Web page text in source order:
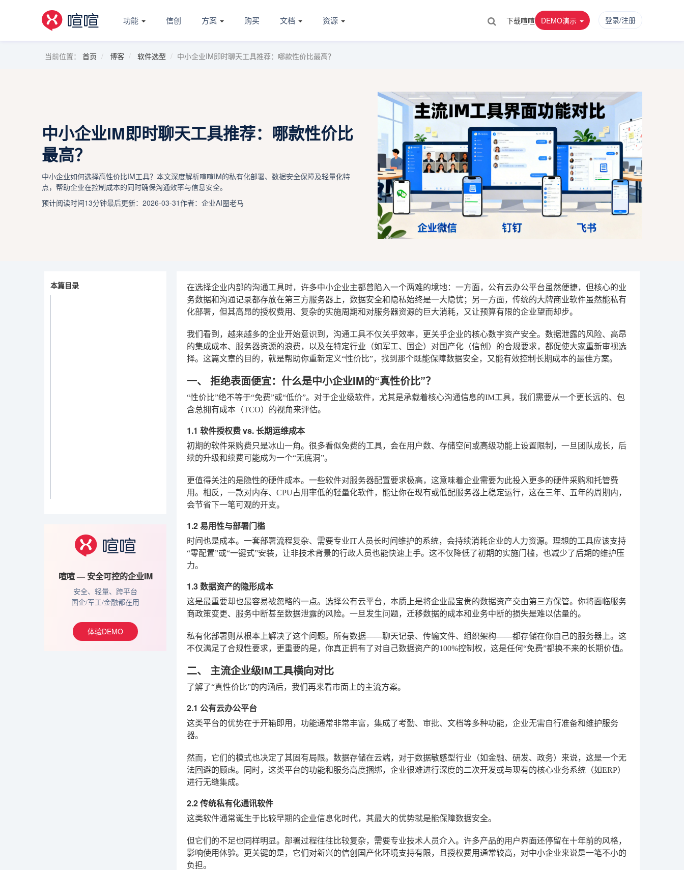
功能 信创 方案 购买 文档 资源 下载喧喧 DEMO演示 登录/注册
当前位置： 首页 博客 软件选型 中小企业IM即时聊天工具推荐：哪款性价比最高？
中小企业IM即时聊天工具推荐：哪款性价比
最高？
中小企业如何选择高性价比IM工具？本文深度解析喧喧IM的私有化部署、数据安全保障及轻量化特
点，帮助企业在控制成本的同时确保沟通效率与信息安全。
预计阅读时间13分钟最后更新：2026-03-31作者：企业AI圈老马
本篇目录
喧喧 — 安全可控的企业IM
安全、轻量、跨平台
国企/军工/金融都在用
体验DEMO
在选择企业内部的沟通工具时，许多中小企业主都曾陷入一个两难的境地：一方面，公有云办公平台虽然便捷，但核心的业
务数据和沟通记录都存放在第三方服务器上，数据安全和隐私始终是一大隐忧；另一方面，传统的大牌商业软件虽然能私有
化部署，但其高昂的授权费用、复杂的实施周期和对服务器资源的巨大消耗，又让预算有限的企业望而却步。
我们看到，越来越多的企业开始意识到，沟通工具不仅关乎效率，更关乎企业的核心数字资产安全。数据泄露的风险、高昂
的集成成本、服务器资源的浪费，以及在特定行业（如军工、国企）对国产化（信创）的合规要求，都促使大家重新审视选
择。这篇文章的目的，就是帮助你重新定义“性价比”，找到那个既能保障数据安全，又能有效控制长期成本的最佳方案。
一、 拒绝表面便宜：什么是中小企业IM的“真性价比”？
“性价比”绝不等于“免费”或“低价”。对于企业级软件，尤其是承载着核心沟通信息的IM工具，我们需要从一个更长远的、包
含总拥有成本（TCO）的视角来评估。
1.1 软件授权费 vs. 长期运维成本
初期的软件采购费只是冰山一角。很多看似免费的工具，会在用户数、存储空间或高级功能上设置限制，一旦团队成长，后
续的升级和续费可能成为一个“无底洞”。
更值得关注的是隐性的硬件成本。一些软件对服务器配置要求极高，这意味着企业需要为此投入更多的硬件采购和托管费
用。相反，一款对内存、CPU占用率低的轻量化软件，能让你在现有或低配服务器上稳定运行，这在三年、五年的周期内，
会节省下一笔可观的开支。
1.2 易用性与部署门槛
时间也是成本。一套部署流程复杂、需要专业IT人员长时间维护的系统，会持续消耗企业的人力资源。理想的工具应该支持
“零配置”或“一键式”安装，让非技术背景的行政人员也能快速上手。这不仅降低了初期的实施门槛，也减少了后期的维护压
力。
1.3 数据资产的隐形成本
这是最重要却也最容易被忽略的一点。选择公有云平台，本质上是将企业最宝贵的数据资产交由第三方保管。你将面临服务
商政策变更、服务中断甚至数据泄露的风险。一旦发生问题，迁移数据的成本和业务中断的损失是难以估量的。
私有化部署则从根本上解决了这个问题。所有数据——聊天记录、传输文件、组织架构——都存储在你自己的服务器上。这
不仅满足了合规性要求，更重要的是，你真正拥有了对自己数据资产的100%控制权，这是任何“免费”都换不来的长期价值。
二、 主流企业级IM工具横向对比
了解了“真性价比”的内涵后，我们再来看市面上的主流方案。
2.1 公有云办公平台
这类平台的优势在于开箱即用，功能通常非常丰富，集成了考勤、审批、文档等多种功能，企业无需自行准备和维护服务
器。
然而，它们的模式也决定了其固有局限。数据存储在云端，对于数据敏感型行业（如金融、研发、政务）来说，这是一个无
法回避的顾虑。同时，这类平台的功能和服务高度捆绑，企业很难进行深度的二次开发或与现有的核心业务系统（如ERP）
进行无缝集成。
2.2 传统私有化通讯软件
这类软件通常诞生于比较早期的企业信息化时代，其最大的优势就是能保障数据安全。
但它们的不足也同样明显。部署过程往往比较复杂，需要专业技术人员介入。许多产品的用户界面还停留在十年前的风格，
影响使用体验。更关键的是，它们对新兴的信创国产化环境支持有限，且授权费用通常较高，对中小企业来说是一笔不小的
负担。